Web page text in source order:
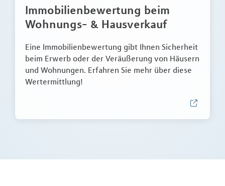
Immobilienbewertung beim
Wohnungs- & Hausverkauf
Eine Immobilienbewertung gibt Ihnen Sicherheit
beim Erwerb oder der Veräußerung von Häusern
und Wohnungen. Erfahren Sie mehr über diese
Wertermittlung!